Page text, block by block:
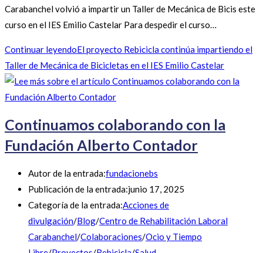
Carabanchel volvió a impartir un Taller de Mecánica de Bicis este
curso en el IES Emilio Castelar Para despedir el curso…
Continuar leyendoEl proyecto Rebicicla continúa impartiendo el
Taller de Mecánica de Bicicletas en el IES Emilio Castelar
Continuamos colaborando con la
Fundación Alberto Contador
Autor de la entrada:fundacionebs
Publicación de la entrada:junio 17, 2025
Categoría de la entrada:Acciones de
divulgación/Blog/Centro de Rehabilitación Laboral
Carabanchel/Colaboraciones/Ocio y Tiempo